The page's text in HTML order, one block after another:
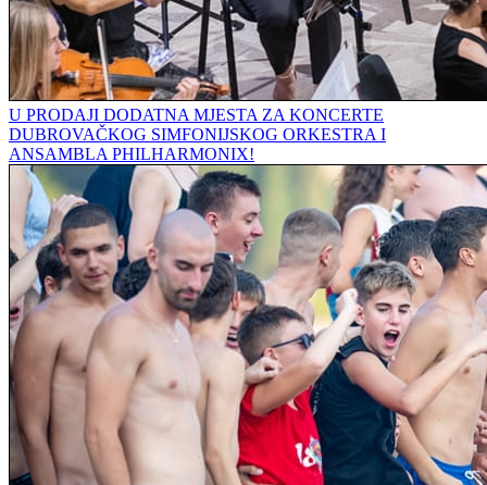
U PRODAJI DODATNA MJESTA ZA KONCERTE
DUBROVAČKOG SIMFONIJSKOG ORKESTRA I
ANSAMBLA PHILHARMONIX!